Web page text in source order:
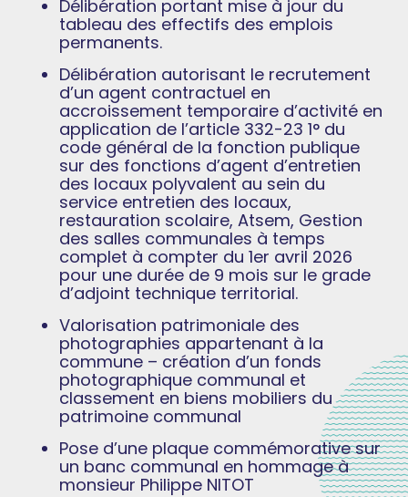
Délibération portant mise à jour du
tableau des effectifs des emplois
permanents.
Délibération autorisant le recrutement
d’un agent contractuel en
accroissement temporaire d’activité en
application de l’article 332-23 1° du
code général de la fonction publique
sur des fonctions d’agent d’entretien
des locaux polyvalent au sein du
service entretien des locaux,
restauration scolaire, Atsem, Gestion
des salles communales à temps
complet à compter du 1er avril 2026
pour une durée de 9 mois sur le grade
d’adjoint technique territorial.
Valorisation patrimoniale des
photographies appartenant à la
commune – création d’un fonds
photographique communal et
classement en biens mobiliers du
patrimoine communal
Pose d’une plaque commémorative sur
un banc communal en hommage à
monsieur Philippe NITOT